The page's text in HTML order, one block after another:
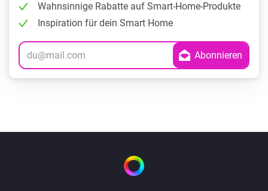
Wahnsinnige Rabatte auf Smart-Home-Produkte
Inspiration für dein Smart Home